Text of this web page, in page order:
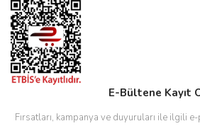
E-Bültene Kayıt
Fırsatları, kampanya ve duyuruları ile ilgili